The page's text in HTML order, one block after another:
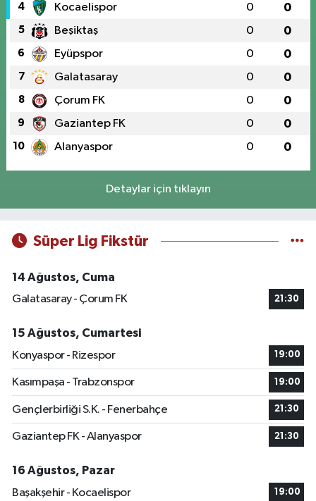
4 Kocaelispor 0 0
5 Beşiktaş 0 0
6 Eyüpspor 0 0
7 Galatasaray 0 0
8 Çorum FK 0 0
9 Gaziantep FK 0 0
10 Alanyaspor 0 0
Detaylar için tıklayın
Süper Lig Fikstür
14 Ağustos, Cuma
Galatasaray - Çorum FK
21:30
15 Ağustos, Cumartesi
Konyaspor - Rizespor
19:00
Kasımpaşa - Trabzonspor 19:00
Gençlerbirliği S.K. - Fenerbahçe 21:30
Gaziantep FK - Alanyaspor 21:30
16 Ağustos, Pazar
Başakşehir - Kocaelispor
19:00